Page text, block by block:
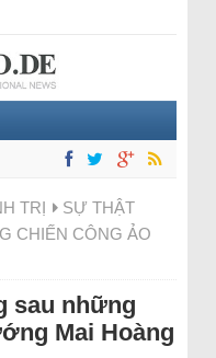
TRỊ
SỰ THẬT
CHIẾN CÔNG ẢO
sau những
Mai Hoàng